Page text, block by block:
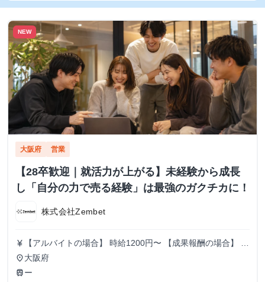
NEW
大阪府 営業
【28卒歓迎｜就活力が上がる】未経験から成長
し「自分の力で売る経験」は最強のガクチカに！
株式会社Zembet
currency_yen
【アルバイトの場合】 時給1200円〜 【成果報酬の場合】 ✔︎
1件成約あたり3万円 ✔︎ 最大4万円まで単価アップ 業界でも
place 大阪府
train ー